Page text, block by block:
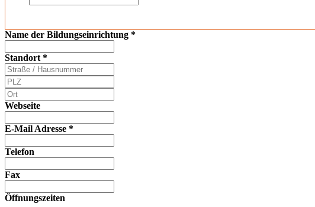
Name der Bildungseinrichtung *
Standort *
Webseite
E-Mail Adresse *
Telefon
Fax
Öffnungszeiten